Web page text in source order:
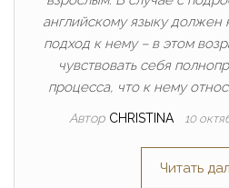
английскому языку
подход к нему – в этом
чувствовать себя
процесса, что к нему
Автор CHRISTINA 10
Читать